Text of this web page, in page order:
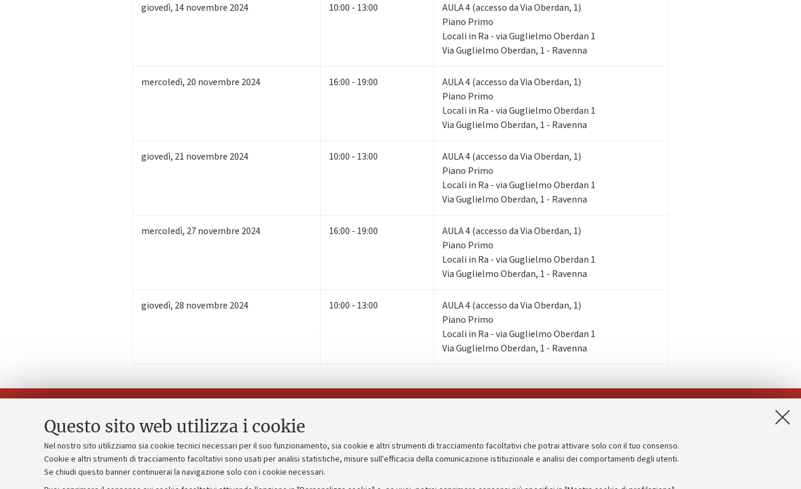
Questo sito web utilizza i cookie
Nel nostro sito utilizziamo sia cookie tecnici necessari per il suo funzionamento, sia cookie e altri strumenti di tracciamento facoltativi che potrai attivare solo con il tuo consenso.
Cookie e altri strumenti di tracciamento facoltativi sono usati per analisi statistiche, misure sull'efficacia della comunicazione istituzionale e analisi dei comportamenti degli utenti.
Se chiudi questo banner continuerai la navigazione solo con i cookie necessari.
giovedì, 14novembre 2024 10:00 - 13:00
AULA 4 (accesso da Via Oberdan, 1)
Piano Primo
Locali in Ra - via Guglielmo Oberdan 1
Via Guglielmo Oberdan, 1 - Ravenna
mercoledì, 20 novembre 2024 16:00 - 19:00
AULA 4 (accesso da Via Oberdan, 1)
Piano Primo
Locali in Ra - via Guglielmo Oberdan 1
Via Guglielmo Oberdan, 1 - Ravenna
giovedì, 21 novembre 2024 10:00 - 13:00
AULA 4 (accesso da Via Oberdan, 1)
Piano Primo
Locali in Ra - via Guglielmo Oberdan 1
Via Guglielmo Oberdan, 1 - Ravenna
mercoledì, 27novembre 2024 16:00 - 19:00
AULA 4 (accesso da Via Oberdan, 1)
Piano Primo
Locali in Ra - via Guglielmo Oberdan 1
Via Guglielmo Oberdan, 1 - Ravenna
giovedì, 28 novembre 2024 10:00 - 13:00
AULA 4 (accesso da Via Oberdan, 1)
Piano Primo
Locali in Ra - via Guglielmo Oberdan 1
Via Guglielmo Oberdan, 1 - Ravenna
Contatti e PEC
Uffici dell'amministrazione generale
Piano strategico
Bilanci
Bandi, gare e concorsi
Informazioni sul sito e accessibilità